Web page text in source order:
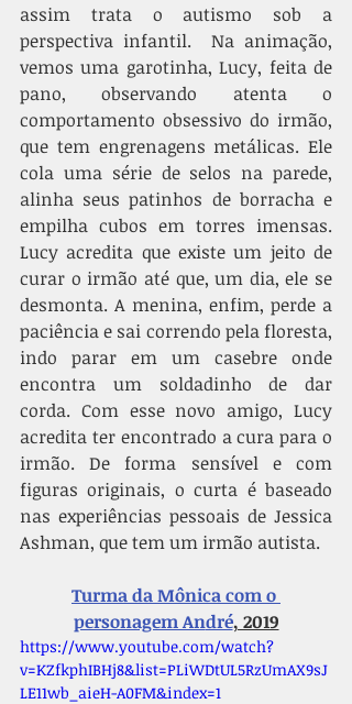
assim trata o autismo sob a
perspectiva infantil.  Na animação,
vemos uma garotinha, Lucy, feita de
pano, observando atenta o
comportamento obsessivo do irmão,
que tem engrenagens metálicas. Ele
cola uma série de selos na parede,
alinha seus patinhos de borracha e
empilha cubos em torres imensas.
Lucy acredita que existe um jeito de
curar o irmão até que, um dia, ele se
desmonta. A menina, enfim, perde a
paciência e sai correndo pela floresta,
indo parar em um casebre onde
encontra um soldadinho de dar
corda. Com esse novo amigo, Lucy
acredita ter encontrado a cura para o
irmão. De forma sensível e com
figuras originais, o curta é baseado
nas experiências pessoais de Jessica
Ashman, que tem um irmão autista.
Turma da Mônica com o
personagem André, 2019
https://www.youtube.com/watch?
v=KZfkphIBHj8&list=PLiWDtUL5RzUmAX9sJ
LE11wb_aieH-A0FM&index=1